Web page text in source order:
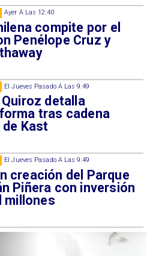
Ayer A Las 12:40
compite por el
Penélope Cruz y
El Jueves Pasado A Las 9:49
detalla
tras cadena
Kast
El Jueves Pasado A Las 9:49
creación del Parque
Piñera con inversión
millones